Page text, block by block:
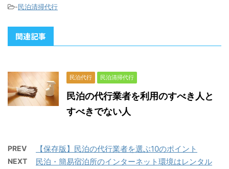
-民泊清掃代行
関連記事
民泊代行 民泊清掃代行
民泊の代行業者を利用のすべき人と
すべきでない人
PREV 【保存版】民泊の代行業者を選ぶ10のポイント
NEXT
民泊・簡易宿泊所のインターネット環境はレンタル